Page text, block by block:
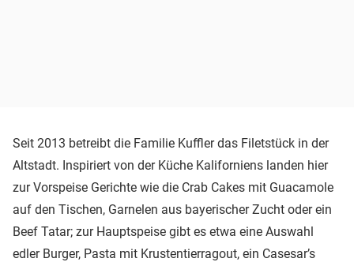
Seit 2013 betreibt die Familie Kuffler das Filetstück in der
Altstadt. Inspiriert von der Küche Kaliforniens landen hier
zur Vorspeise Gerichte wie die Crab Cakes mit Guacamole
auf den Tischen, Garnelen aus bayerischer Zucht oder ein
Beef Tatar; zur Hauptspeise gibt es etwa eine Auswahl
edler Burger, Pasta mit Krustentierragout, ein Casesar’s